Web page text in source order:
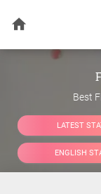
Best
LATEST
ENGLISH